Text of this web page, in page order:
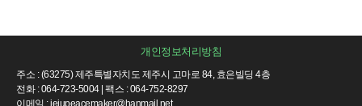
개인정보처리방침
주소 : (63275) 제주특별자치도 제주시 고마로 84, 효은빌딩 4층
전화 : 064-723-5004 | 팩스 : 064-752-8297
이메일 : jejupeacemaker@hanmail.net